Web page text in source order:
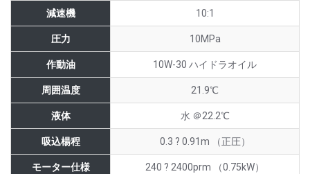
減速機 10:1
圧力 10MPa
作動油 10W-30 ハイドラオイル
周囲温度 21.9℃
液体 水 ＠22.2℃
吸込楊程 0.3 ? 0.91m （正圧）
モーター仕様 240 ? 2400prm （0.75kW）